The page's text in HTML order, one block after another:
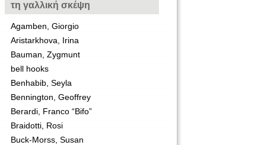
τη γαλλική σκέψη
Agamben, Giorgio
Aristarkhova, Irina
Bauman, Zygmunt
bell hooks
Benhabib, Seyla
Bennington, Geoffrey
Berardi, Franco “Bifo”
Braidotti, Rosi
Buck-Morss, Susan